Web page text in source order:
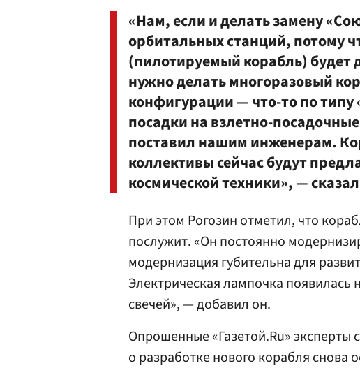
«Нам, если и делать замену
орбитальных станций, потому
(пилотируемый корабль) будет
нужно делать многоразовый
конфигурации — что-то по
посадки на взлетно-
поставил нашим инженерам.
коллективы сейчас будут
космической техники», —
При этом Рогозин отметил, что
послужит. «Он постоянно
модернизация губительна для
Электрическая лампочка появилась
свечей», — добавил он.
Опрошенные «Газетой.Ru» эксперты
о разработке нового корабля снова